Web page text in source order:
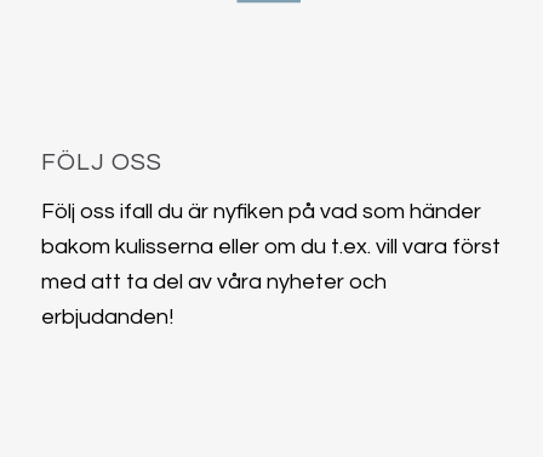
FÖLJ OSS
Följ oss ifall du är nyfiken på vad som händer
bakom kulisserna eller om du t.ex. vill vara först
med att ta del av våra nyheter och
erbjudanden!